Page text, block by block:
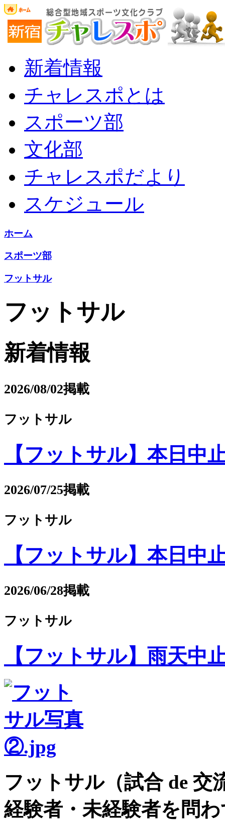
新着情報
チャレスポとは
スポーツ部
文化部
チャレスポだより
スケジュール
ホーム
スポーツ部
フットサル
フットサル
新着情報
2026/08/02掲載
フットサル
【フットサル】本日中
2026/07/25掲載
フットサル
【フットサル】本日中
2026/06/28掲載
フットサル
【フットサル】雨天中
フットサル（試合 de 交
経験者・未経験者を問